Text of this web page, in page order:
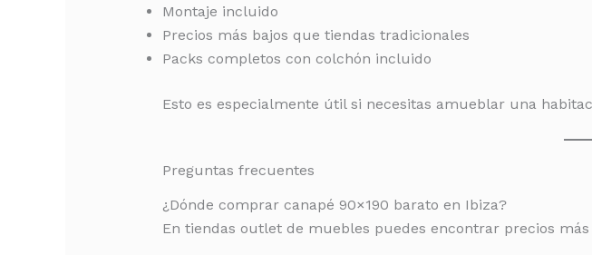
Montaje incluido
Precios más bajos que tiendas tradicionales
Packs completos con colchón incluido
Esto es especialmente útil si necesitas amueblar una
Preguntas frecuentes
¿Dónde comprar canapé 90×190 barato en Ibiza?
En tiendas outlet de muebles puedes encontrar precios